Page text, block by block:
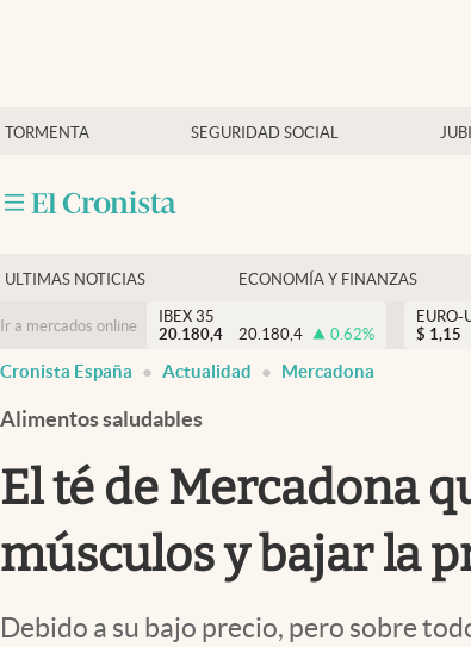
TORMENTA SEGURIDAD SOCIAL
Economía y finanzas
Criptomonedas
ULTIMAS NOTICIAS ECONOMÍA Y FINANZAS
Ir a mercados online
IBEX 35
20.180,4
20.180,4 0.62%
EURO-
$ 1,15
Cronista España Actualidad Mercadona
Alimentos saludables
El té de Mercadona
músculos y bajar la
Debido a su bajo precio, pero sobre